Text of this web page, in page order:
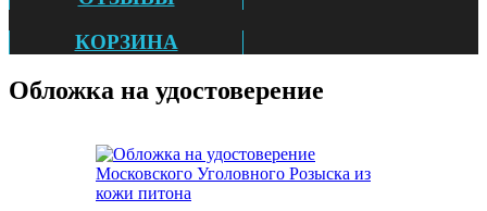
КОРЗИНА
Обложка на удостоверение